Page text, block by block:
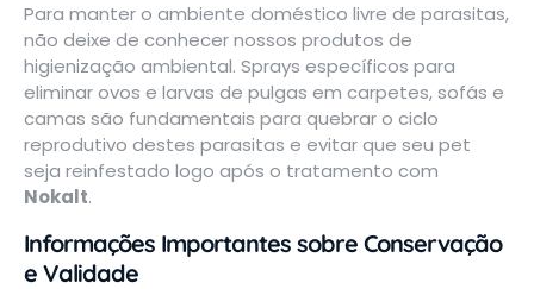
Para manter o ambiente doméstico livre de parasitas,
não deixe de conhecer nossos produtos de
higienização ambiental. Sprays específicos para
eliminar ovos e larvas de pulgas em carpetes, sofás e
camas são fundamentais para quebrar o ciclo
reprodutivo destes parasitas e evitar que seu pet
seja reinfestado logo após o tratamento com
Nokalt.
Informações Importantes sobre Conservação
e Validade